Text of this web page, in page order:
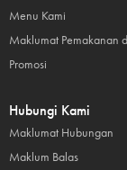
Menu Kami
Maklumat Pemakanan
Promosi
Hubungi Kami
Maklumat Hubungan
Maklum Balas